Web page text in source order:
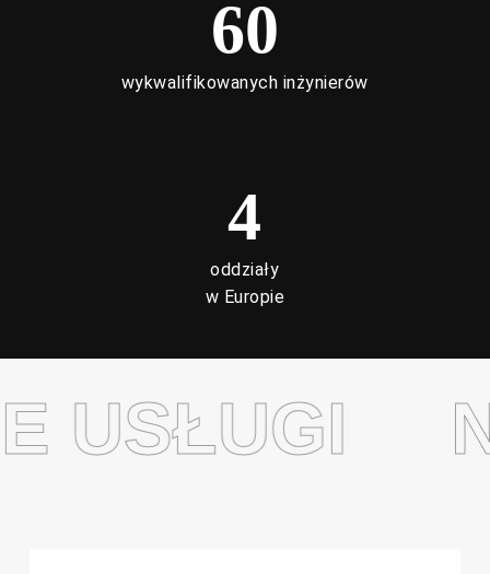
60
wykwalifikowanych inżynierów
4
oddziały
w Europie
USŁUGI